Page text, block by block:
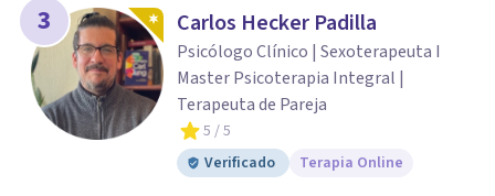
3 Carlos Hecker Padilla
Psicólogo Clínico | Sexoterapeuta I
Master Psicoterapia Integral |
Terapeuta de Pareja
5 / 5
Verificado
Terapia Online